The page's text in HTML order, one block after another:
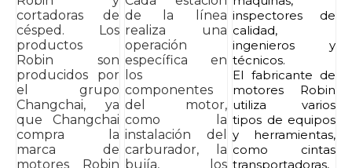
cortadoras de
césped. Los
productos
Robin son
producidos por
el grupo
Changchai, ya
que Changchai
compra la
marca de
motores Robin
de la línea
realiza una
operación
específica en
los
componentes
del motor,
como la
instalación del
carburador, la
bujía, los
inspectores de
calidad,
ingenieros y
técnicos.
El fabricante de
motores Robin
utiliza varios
tipos de equipos
y herramientas,
como cintas
transportadoras,